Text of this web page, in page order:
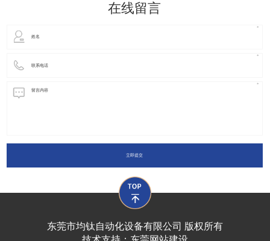
在线留言
立即提交
东莞市均钛自动化设备有限公司 版权所有